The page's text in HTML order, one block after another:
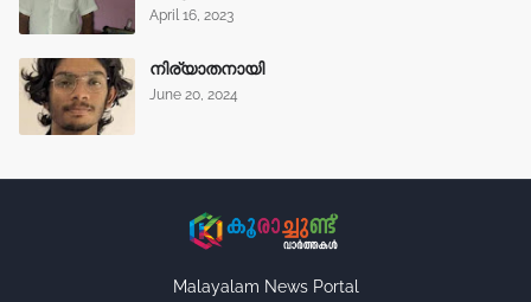
April 16, 2023
നിര്യാതനായി
June 20, 2024
Malayalam News Portal